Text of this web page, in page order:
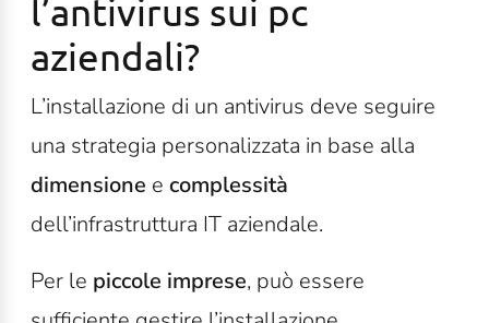
l’antivirus sui pc
aziendali?
L’installazione di un antivirus deve seguire
una strategia personalizzata in base alla
dimensione e complessità
dell’infrastruttura IT aziendale.
Per le piccole imprese, può essere